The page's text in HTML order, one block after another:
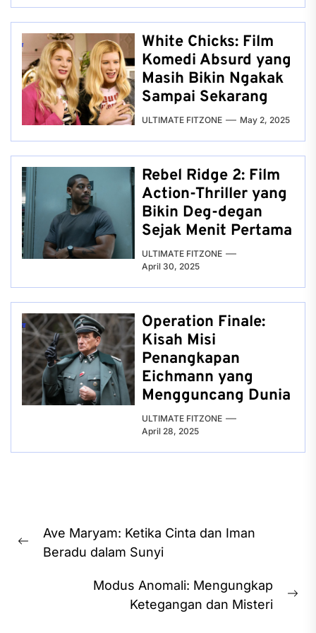
White Chicks: Film
Komedi Absurd yang
Masih Bikin Ngakak
Sampai Sekarang
ULTIMATE FITZONE May 2, 2025
Rebel Ridge 2: Film
Action-Thriller yang
Bikin Deg-degan
Sejak Menit Pertama
ULTIMATE FITZONE
April 30, 2025
Operation Finale:
Kisah Misi
Penangkapan
Eichmann yang
Mengguncang Dunia
ULTIMATE FITZONE
April 28, 2025
navigation
Previous
Ave Maryam: Ketika Cinta dan Iman
Beradu dalam Sunyi
Modus Anomali: Mengungkap
Ketegangan dan Misteri